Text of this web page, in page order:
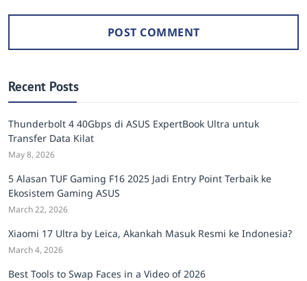
Recent Posts
Thunderbolt 4 40Gbps di ASUS ExpertBook Ultra untuk
Transfer Data Kilat
May 8, 2026
5 Alasan TUF Gaming F16 2025 Jadi Entry Point Terbaik ke
Ekosistem Gaming ASUS
March 22, 2026
Xiaomi 17 Ultra by Leica, Akankah Masuk Resmi ke Indonesia?
March 4, 2026
Best Tools to Swap Faces in a Video of 2026